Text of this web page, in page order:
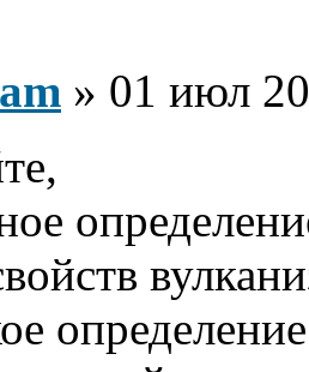
» 01 июл